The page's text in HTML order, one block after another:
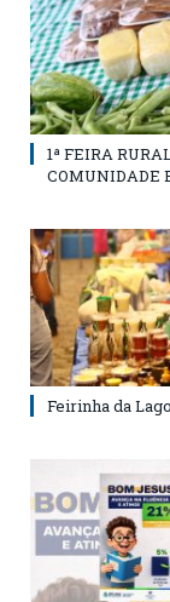
1ª FEIRA
COMUNIDADE
Feirinha da